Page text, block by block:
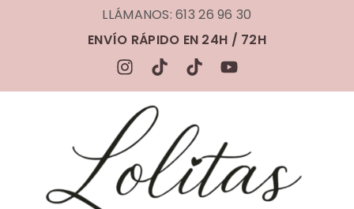
LLÁMANOS: 613 26 96 30
ENVÍO RÁPIDO EN 24H / 72H